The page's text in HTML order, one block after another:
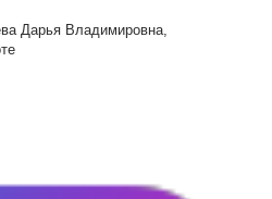
Дарья Владимировна,